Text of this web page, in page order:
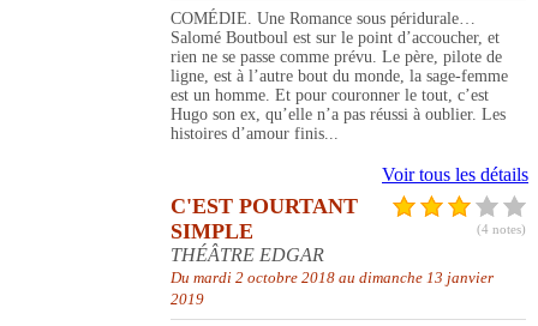
COMÉDIE. Une Romance sous péridurale…
Salomé Boutboul est sur le point d’accoucher, et
rien ne se passe comme prévu. Le père, pilote de
ligne, est à l’autre bout du monde, la sage-femme
est un homme. Et pour couronner le tout, c’est
Hugo son ex, qu’elle n’a pas réussi à oublier. Les
histoires d’amour finis...
Voir tous les détails
(4 notes)
C'EST POURTANT
SIMPLE
THÉÂTRE EDGAR
Du mardi 2 octobre 2018 au dimanche 13 janvier
2019